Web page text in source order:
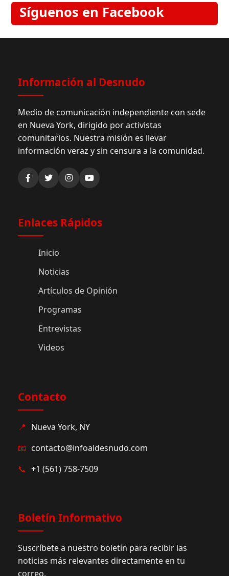
Síguenos en Facebook
Información al Desnudo
Medio de comunicación independiente con sede
en Nueva York, dirigido por activistas
comunitarios. Nuestra misión es llevar
información veraz y sin censura a la comunidad.
Enlaces Rápidos
Inicio
Noticias
Artículos de Opinión
Programas
Entrevistas
Videos
Contacto
📍 Nueva York, NY
📧 contacto@infoaldesnudo.com
📞 +1 (561) 758-7509
Boletín Informativo
Suscríbete a nuestro boletín para recibir las
noticias más relevantes directamente en tu
correo.